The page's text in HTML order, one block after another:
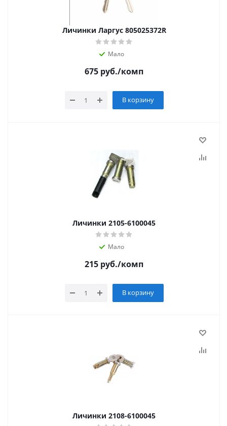
Личинки Ларгус 805025372R
Мало
675 руб./комп
В корзину
Личинки 2105-6100045
Мало
215 руб./комп
В корзину
Личинки 2108-6100045